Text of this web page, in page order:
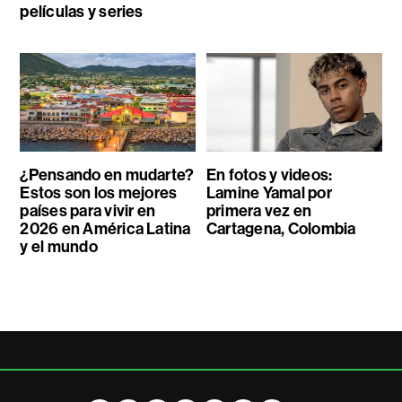
películas y series
¿Pensando en mudarte?
Estos son los mejores
países para vivir en
2026 en América Latina
y el mundo
En fotos y videos:
Lamine Yamal por
primera vez en
Cartagena, Colombia